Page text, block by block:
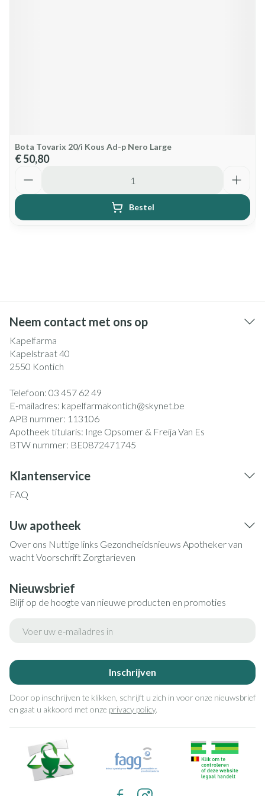
Bota Tovarix 20/i Kous Ad-p Nero Large
€ 50,80
Bestel
Neem contact met ons op
Kapelfarma
Kapelstraat 40
2550 Kontich
Telefoon: 03 457 62 49
E-mailadres: kapelfarmakontich@skynet.be
APB nummer: 113106
Apotheek titularis: Inge Opsomer & Freija Van Es
BTW nummer: BE0872471745
Klantenservice
FAQ
Uw apotheek
Over ons Nuttige links Gezondheidsnieuws Apotheker van
wachtVoorschrift Zorgtarieven
Nieuwsbrief
Blijf op de hoogte van nieuwe producten en promoties
Inschrijven
Door op inschrijven te klikken, schrijft u zich in voor onze nieuwsbrief
en gaat u akkoord met onze privacy policy.